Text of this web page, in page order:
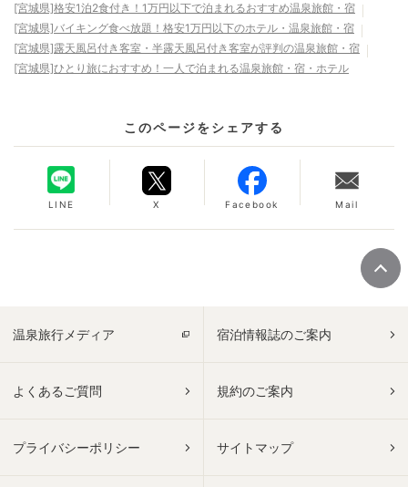
[宮城県]格安1泊2食付き！1万円以下で泊まれるおすすめ温泉旅館・宿
[宮城県]バイキング食べ放題！格安1万円以下のホテル・温泉旅館・宿
[宮城県]露天風呂付き客室・半露天風呂付き客室が評判の温泉旅館・宿
[宮城県]ひとり旅におすすめ！一人で泊まれる温泉旅館・宿・ホテル
このページをシェアする
LINE X Facebook Mail
温泉旅行メディア 宿泊情報誌のご案内
よくあるご質問 規約のご案内
プライバシーポリシー サイトマップ